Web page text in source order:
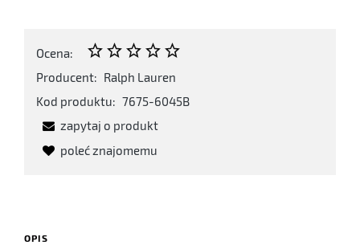
Ocena:
Producent: Ralph Lauren
Kod produktu: 7675-6045B
zapytaj o produkt
poleć znajomemu
OPIS